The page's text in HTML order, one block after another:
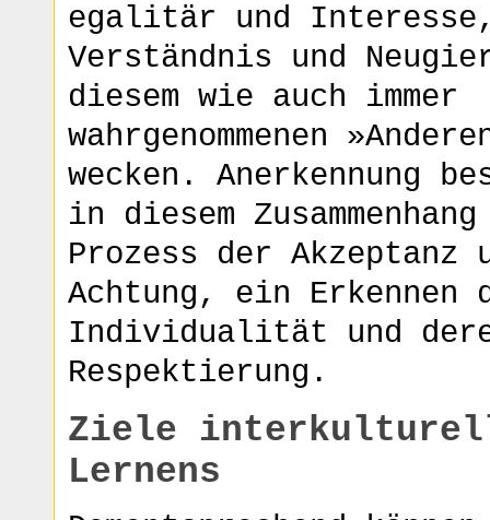
egalitär und
Verständnis und
diesem wie auch immer
wahrgenommenen
wecken. Anerkennung
in diesem
Prozess der Akzeptanz
Achtung, ein Erkennen
Individualität und
Respektierung.
Ziele
Lernens